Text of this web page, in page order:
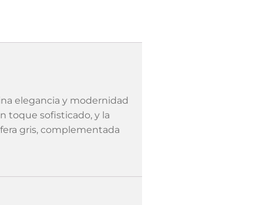
elegancia y modernidad
toque sofisticado, y la
gris, complementada